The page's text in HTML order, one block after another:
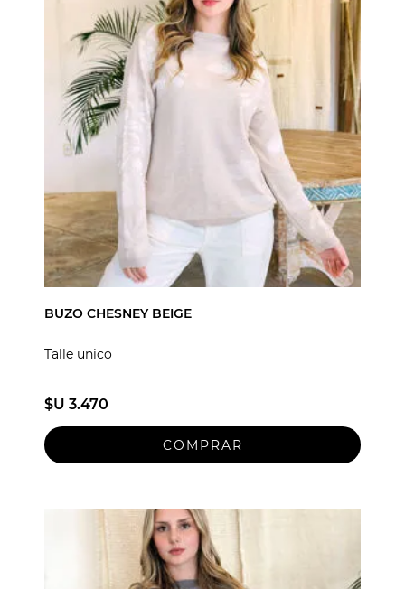
BUZO CHESNEY BEIGE
Talle unico
$U 3.470